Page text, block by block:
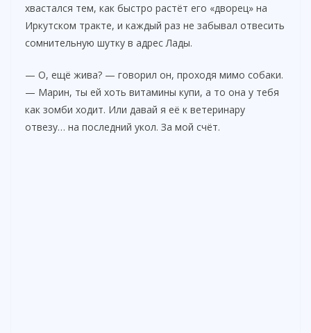
хвастался тем, как быстро растёт его «дворец» на
Иркутском тракте, и каждый раз не забывал отвесить
сомнительную шутку в адрес Лады.
— О, ещё жива? — говорил он, проходя мимо собаки.
— Марин, ты ей хоть витамины купи, а то она у тебя
как зомби ходит. Или давай я её к ветеринару
отвезу… на последний укол. За мой счёт.